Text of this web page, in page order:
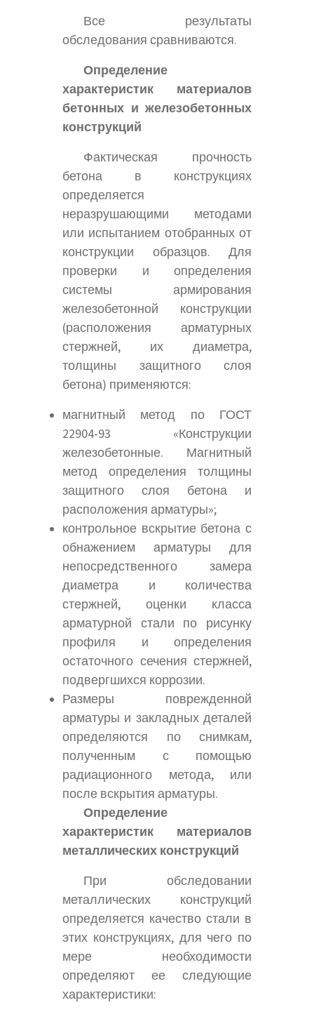
Все результаты
обследования сравниваются.
Определение
характеристик материалов
бетонных и железобетонных
конструкций
Фактическая прочность
бетона в конструкциях
определяется
неразрушающими методами
или испытанием отобранных от
конструкции образцов. Для
проверки и определения
системы армирования
железобетонной конструкции
(расположения арматурных
стержней, их диаметра,
толщины защитного слоя
бетона) применяются:
магнитный метод по ГОСТ
22904-93 «Конструкции
железобетонные. Магнитный
метод определения толщины
защитного слоя бетона и
расположения арматуры»;
контрольное вскрытие бетона с
обнажением арматуры для
непосредственного замера
диаметра и количества
стержней, оценки класса
арматурной стали по рисунку
профиля и определения
остаточного сечения стержней,
подвергшихся коррозии.
Размеры поврежденной
арматуры и закладных деталей
определяются по снимкам,
полученным с помощью
радиационного метода, или
после вскрытия арматуры.
Определение
характеристик материалов
металлических конструкций
При обследовании
металлических конструкций
определяется качество стали в
этих конструкциях, для чего по
мере необходимости
определяют ее следующие
характеристики: